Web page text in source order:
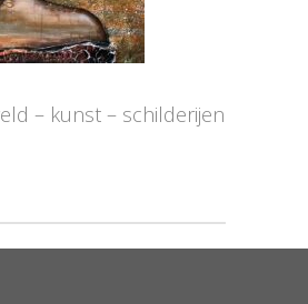
– kunst – schilderijen